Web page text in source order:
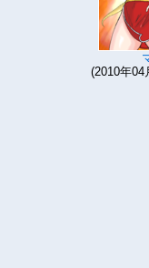
(2010年04